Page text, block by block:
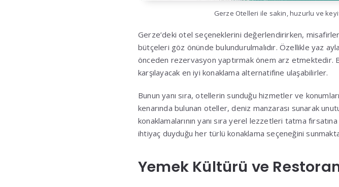
Gerze Otelleri ile sakin, huzurlu ve
Gerze’deki otel seçeneklerini değerlendirirken,
bütçeleri göz önünde bulundurulmalıdır. Özellikle yaz
önceden rezervasyon yaptırmak önem arz etmektedir.
karşılayacak en iyi konaklama alternatifine ulaşabilirler.
Bunun yanı sıra, otellerin sunduğu hizmetler ve
kenarında bulunan oteller, deniz manzarası sunarak
konaklamalarının yanı sıra yerel lezzetleri tatma
ihtiyaç duyduğu her türlü konaklama seçeneğini
Yemek Kültürü ve